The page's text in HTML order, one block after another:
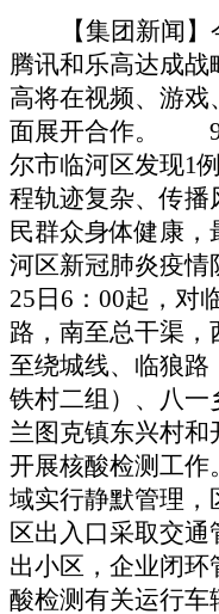
【集团新闻
腾讯和乐高达成
高将在视频、游
面展开合作。 9
尔市临河区发现1
程轨迹复杂、传播
民群众身体健康
河区新冠肺炎疫情
25日6：00起，对
路，南至总干渠
至绕城线、临狼路
铁村二组）、
八一
兰图克镇东兴村
开展核酸检测工作。
域实行静默管理
区出入口采取交通
出小区，企业闭
酸检测有关运行